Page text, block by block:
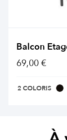
Balcon
69,00 €
2 COLORIS